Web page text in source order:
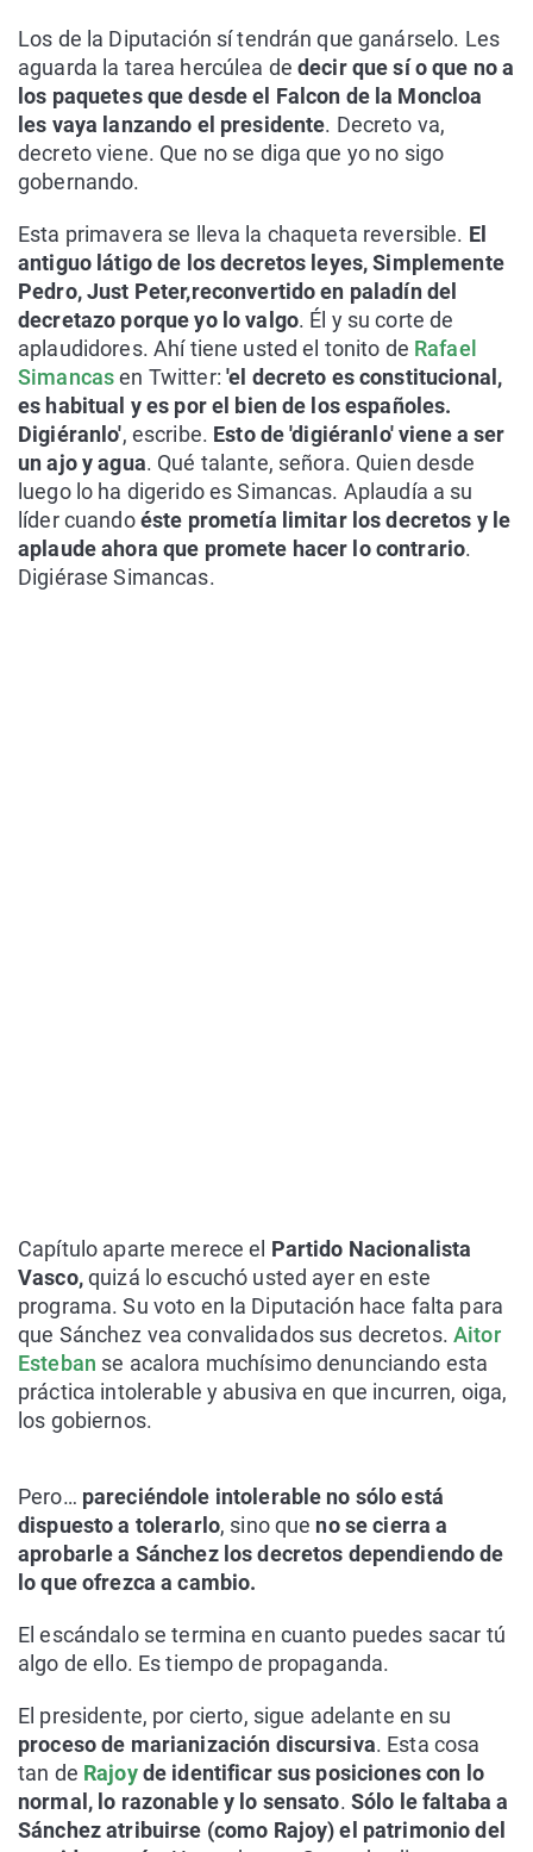
Los de la Diputación sí tendrán que ganárselo. Les
aguarda la tarea hercúlea dedecir que sí o que no a
los paquetes que desde el Falcon de la Moncloa
les vaya lanzando el presidente. Decreto va,
decreto viene. Que no se diga que yo no sigo
gobernando.
Esta primavera se lleva la chaqueta reversible. El
antiguo látigo de los decretos leyes, Simplemente
Pedro, Just Peter,reconvertido en paladín del
decretazo porque yo lo valgo. Él y su corte de
aplaudidores. Ahí tiene usted el tonito de Rafael
Simancasen Twitter: 'el decreto es constitucional,
es habitual y es por el bien de los españoles.
Digiéranlo', escribe. Esto de 'digiéranlo' viene a ser
un ajo y agua. Qué talante, señora. Quien desde
luego lo ha digerido es Simancas. Aplaudía a su
líder cuandoéste prometía limitar los decretos y le
aplaude ahora que promete hacer lo contrario.
Digiérase Simancas.
Capítulo aparte merece el Partido Nacionalista
Vasco,quizá lo escuchó usted ayer en este
programa. Su voto en la Diputación hace falta para
que Sánchez vea convalidados sus decretos.Aitor
Esteban se acalora muchísimo denunciando esta
práctica intolerable y abusiva en que incurren, oiga,
los gobiernos.
Pero… pareciéndole intolerable no sólo está
dispuesto a tolerarlo, sino que no se cierra a
aprobarle a Sánchez los decretos dependiendo de
lo que ofrezca a cambio.
El escándalo se termina en cuanto puedes sacar tú
algo de ello. Es tiempo de propaganda.
El presidente, por cierto, sigue adelante en su
proceso de marianización discursiva. Esta cosa
tan de Rajoyde identificar sus posiciones con lo
normal, lo razonable y lo sensato. Sólo le faltaba a
Sánchez atribuirse (como Rajoy) el patrimonio del